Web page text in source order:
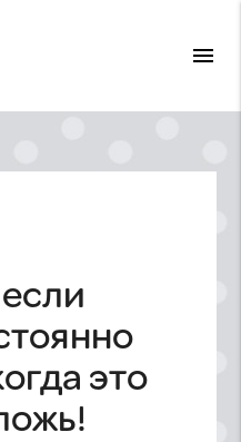
menu
это